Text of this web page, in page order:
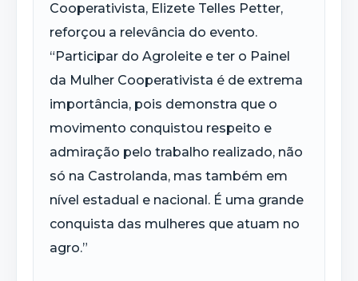
Cooperativista, Elizete Telles Petter,
reforçou a relevância do evento.
“Participar do Agroleite e ter o Painel
da Mulher Cooperativista é de extrema
importância, pois demonstra que o
movimento conquistou respeito e
admiração pelo trabalho realizado, não
só na Castrolanda, mas também em
nível estadual e nacional. É uma grande
conquista das mulheres que atuam no
agro.”